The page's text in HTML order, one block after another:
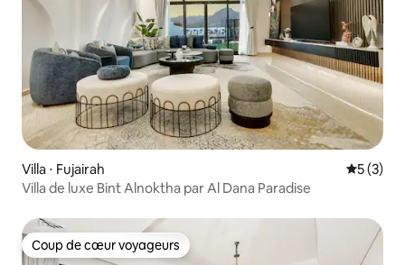
Villa ⋅ Fujairah
5 (3)
Villa de luxe Bint Alnoktha par Al Dana Paradise
Coup de cœur voyageurs
Coup de cœur voyageurs